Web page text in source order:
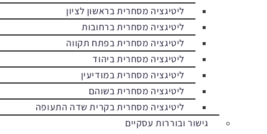
ליטיגציה מסחרית בראשון לציון
ליטיגציה מסחרית ברחובות
ליטיגציה מסחרית בפתח תקווה
ליטיגציה מסחרית ביהוד
ליטיגציה מסחרית במודיעין
ליטיגציה מסחרית בשוהם
ליטיגציה מסחרית בקרית שדה התעופה
גישור ובוררות עסקיים